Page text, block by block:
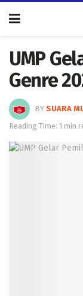
UMP
Genre
BY SUARA
Reading Time: 1 min